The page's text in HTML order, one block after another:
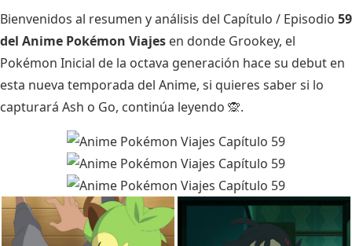
Bienvenidos al resumen y análisis del Capítulo / Episodio 59
del Anime Pokémon Viajes en donde Grookey, el
Pokémon Inicial de la octava generación hace su debut en
esta nueva temporada del Anime, si quieres saber si lo
capturará Ash o Go, continúa leyendo 🙊.